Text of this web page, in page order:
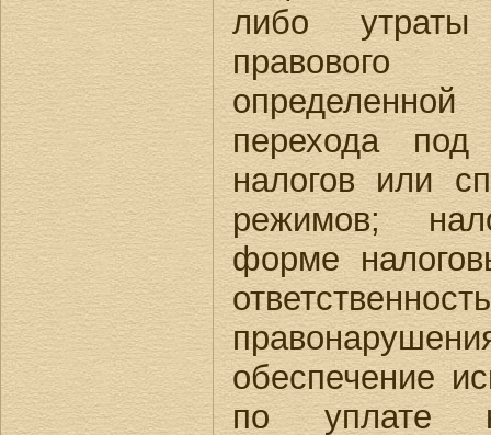
либо утраты
правового
перехода под
налогов или
режимов;
форме
обеспечение
по уплате